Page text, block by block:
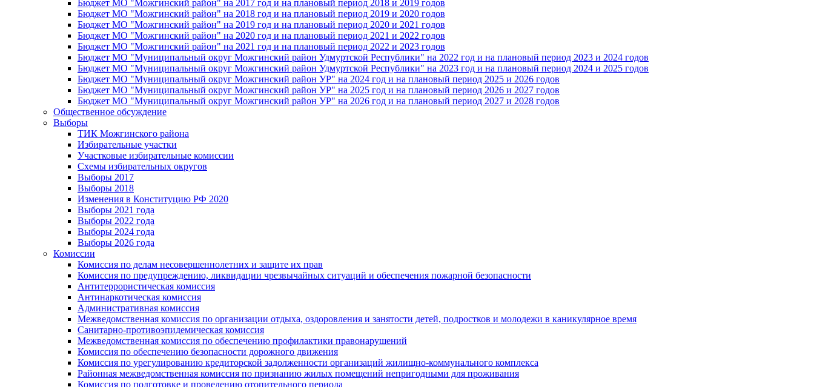
Бюджет МО "Можгинский район" на 2017 год и на плановый период 2018 и 2019 годов
Бюджет МО "Можгинский район" на 2018 год и на плановый период 2019 и 2020 годов
Бюджет МО "Можгинский район" на 2019 год и на плановый период 2020 и 2021 годов
Бюджет МО "Можгинский район" на 2020 год и на плановый период 2021 и 2022 годов
Бюджет МО "Можгинский район" на 2021 год и на плановый период 2022 и 2023 годов
Бюджет МО "Муниципальный округ Можгинский район Удмуртской Республики" на 2022 год и на плановый период 2023 и 2024 годов
Бюджет МО "Муниципальный округ Можгинский район Удмуртской Республики" на 2023 год и на плановый период 2024 и 2025 годов
Бюджет МО "Муниципальный округ Можгинский район УР" на 2024 год и на плановый период 2025 и 2026 годов
Бюджет МО "Муниципальный округ Можгинский район УР" на 2025 год и на плановый период 2026 и 2027 годов
Бюджет МО "Муниципальный округ Можгинский район УР" на 2026 год и на плановый период 2027 и 2028 годов
Общественное обсуждение
Выборы
ТИК Можгинского района
Избирательные участки
Участковые избирательные комиссии
Схемы избирательных округов
Выборы 2017
Выборы 2018
Изменения в Конституцию РФ 2020
Выборы 2021 года
Выборы 2022 года
Выборы 2024 года
Выборы 2026 года
Комиссии
Комиссия по делам несовершеннолетних и защите их прав
Комиссия по предупреждению, ликвидации чрезвычайных ситуаций и обеспечения пожарной безопасности
Антитеррористическая комиссия
Антинаркотическая комиссия
Административная комиссия
Межведомственная комиссия по организации отдыха, оздоровления и занятости детей, подростков и молодежи в каникулярное время
Санитарно-противоэпидемическая комиссия
Межведомственная комиссия по обеспечению профилактики правонарушений
Комиссия по обеспечению безопасности дорожного движения
Комиссия по урегулированию кредиторской задолженности организаций жилищно-коммунального комплекса
Районная межведомственная комиссия по признанию жилых помещений непригодными для проживания
Комиссия по подготовке и проведению отопительного периода